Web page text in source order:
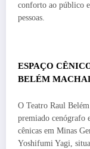
conforto ao público
pessoas.
ESPAÇO
BELÉM
O Teatro Raul
premiado cenógrafo
cênicas em Minas
Yoshifumi Yagi,